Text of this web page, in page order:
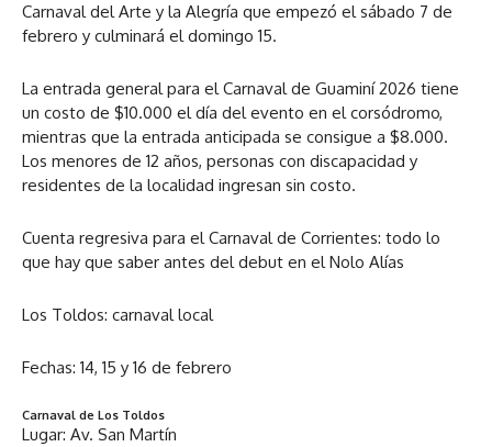
Carnaval del Arte y la Alegría que empezó el sábado 7 de
febrero y culminará el domingo 15.
La entrada general para el Carnaval de Guaminí 2026 tiene
un costo de $10.000 el día del evento en el corsódromo,
mientras que la entrada anticipada se consigue a $8.000.
Los menores de 12 años, personas con discapacidad y
residentes de la localidad ingresan sin costo.
Cuenta regresiva para el Carnaval de Corrientes: todo lo
que hay que saber antes del debut en el Nolo Alías
Los Toldos: carnaval local
Fechas: 14, 15 y 16 de febrero
Carnaval de Los Toldos
Lugar: Av. San Martín